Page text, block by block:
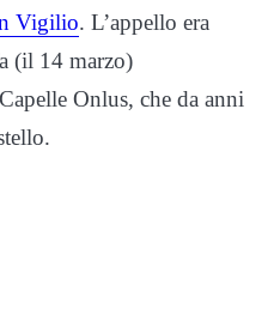
Vigilio. L’appello era
(il 14 marzo)
Onlus, che da anni